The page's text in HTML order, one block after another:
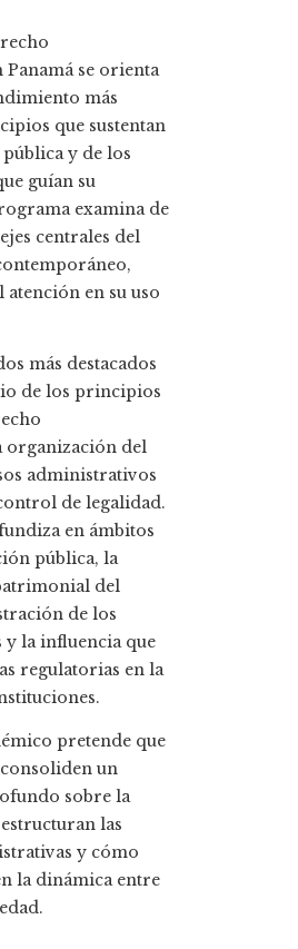
se orienta
más
que sustentan
y de los
guían su
examina de
centrales del
en su uso
más destacados
de los principios
del
administrativos
de legalidad.
en ámbitos
pública, la
del
de los
la influencia que
regulatorias en la
pretende que
un
sobre la
las
y cómo
la dinámica entre